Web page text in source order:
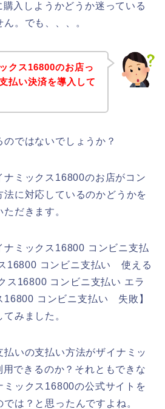
入しようかどうか迷っている
。でも、、、。
クス16800のお店っ
払い決済を導入して
ではないでしょうか？
ナミックス16800のお店がコン
法に対応しているのかどうかを
だきます。
ナミックス16800 コンビニ支払
16800 コンビニ支払い 使える
ス16800 コンビニ支払い エラ
16800 コンビニ支払い 失敗】
みました。
いの支払い方法がザイナミッ
できるのか？それともできな
ミックス16800の公式サイトを
は？と思ったんですよね。